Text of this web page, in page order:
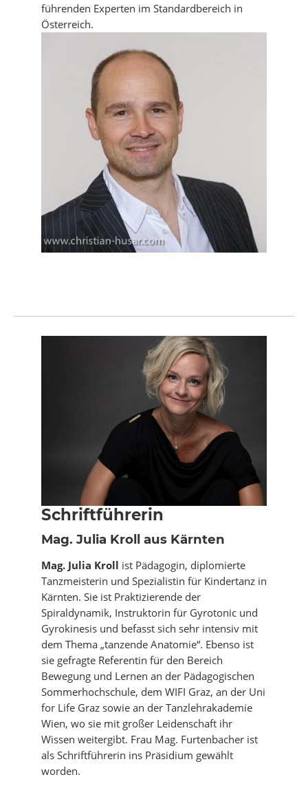
führenden Experten im Standardbereich in
Österreich.
Schriftführerin
Mag. Julia Kroll aus Kärnten
Mag. Julia Kroll ist Pädagogin, diplomierte
Tanzmeisterin und Spezialistin für Kindertanz in
Kärnten. Sie ist Praktizierende der
Spiraldynamik, Instruktorin für Gyrotonic und
Gyrokinesis und befasst sich sehr intensiv mit
dem Thema „tanzende Anatomie“. Ebenso ist
sie gefragte Referentin für den Bereich
Bewegung und Lernen an der Pädagogischen
Sommerhochschule, dem WIFI Graz, an der Uni
for Life Graz sowie an der Tanzlehrakademie
Wien, wo sie mit großer Leidenschaft ihr
Wissen weitergibt. Frau Mag. Furtenbacher ist
als Schriftführerin ins Präsidium gewählt
worden.